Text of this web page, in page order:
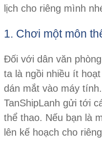
lịch cho riêng mình
1. Chơi một môn
Đối với dân văn
ta là ngồi nhiều ít
dán mắt vào máy
TanShipLanh gửi tới
thể thao. Nếu bạn là
lên kế hoạch cho